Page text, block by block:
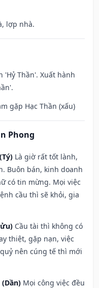
lợp nhà.
'Hỷ Thần'. Xuất hành
gặp Hạc Thần (xấu)
Phong
Là giờ rất tốt lành,
Buôn bán, kinh doanh
có tin mừng. Mọi việc
cầu thì sẽ khỏi, gia
Cầu tài thì không có
thiệt, gặp nạn, việc
nên cúng tế thì mới
Mọi công việc đều